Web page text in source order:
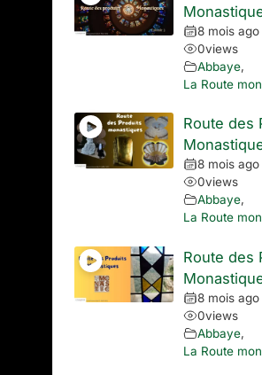
8 mois ago
0views
Abbaye,
La Route
Route des
8 mois ago
0views
Abbaye,
La Route
Route des
8 mois ago
0views
Abbaye,
La Route